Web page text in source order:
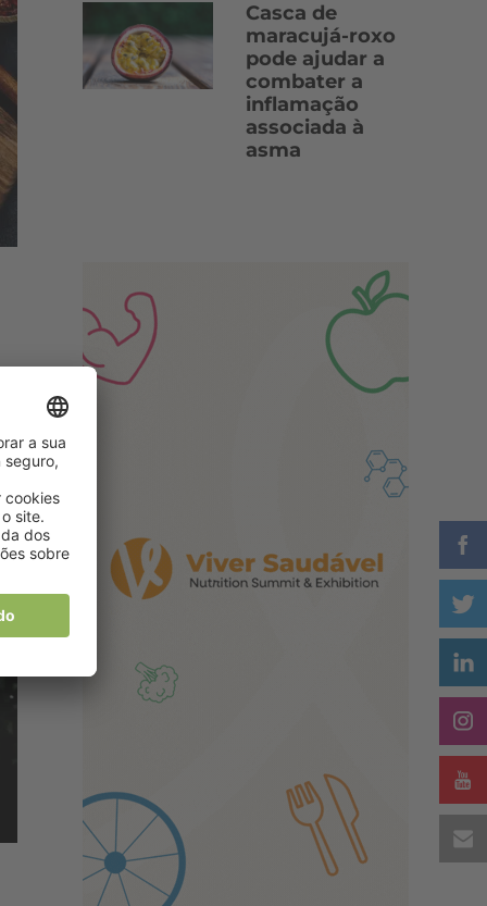
Casca de
maracujá-roxo
pode ajudar a
combater a
inflamação
associada à
asma